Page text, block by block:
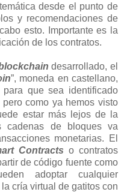
desde el punto de
y recomendaciones de
esto. Importante es la
de los contratos.
desarrollado, el
”, moneda en castellano,
que sea identificado
como ya hemos visto
estar más lejos de la
cadenas de bloques va
monetarias. El
Contracts o contratos
de código fuente como
adoptar cualquier
cría virtual de gatitos con